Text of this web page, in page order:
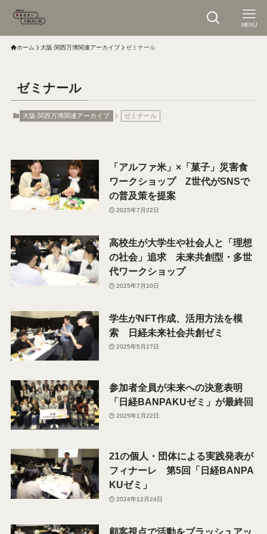
MENU
ホーム 大阪‧関⻄万博関連アーカイブ ゼミナール
ゼミナール
大阪‧関⻄万博関連アーカイブ ゼミナール
「アルファ米」×「菓子」災害食
ワークショップ Z世代がSNSで
の普及策を提案
2025年7月22日
高校生が大学生や社会人と「理想
の社会」追求 未来共創型・多世
代ワークショップ
2025年7月10日
学生がNFT作成、活用方法を模
索 日経未来社会共創ゼミ
2025年5月27日
参加者全員が未来への決意表明
「日経BANPAKUゼミ」が最終回
2025年1月22日
21の個人・団体による実践発表が
フィナーレ 第5回「日経BANPA
KUゼミ」
2024年12月24日
顧客視点で活動をブラッシュアッ